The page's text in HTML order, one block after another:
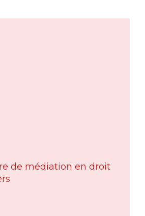
de médiation en droit